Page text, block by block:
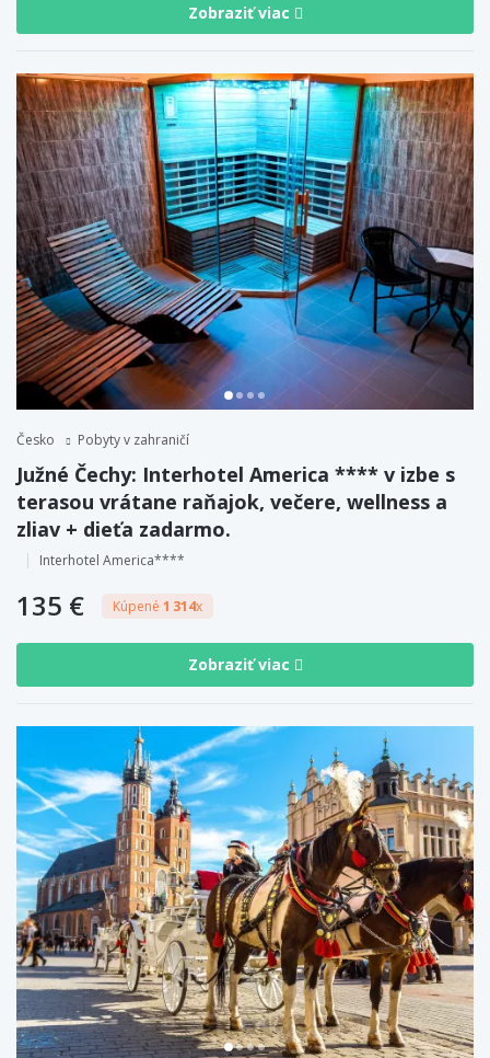
Zobraziť viac
Česko Pobyty v zahraničí
Južné Čechy: Interhotel America **** v izbe s
terasou vrátane raňajok, večere, wellness a
zliav + dieťa zadarmo.
Interhotel America****
135 € Kúpené 1 314x
Zobraziť viac